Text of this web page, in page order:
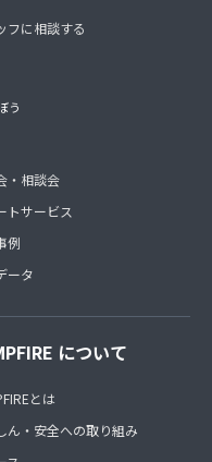
フに相談する
う
・相談会
トサービス
例
ータ
について
とは
ん・安全への取り組み